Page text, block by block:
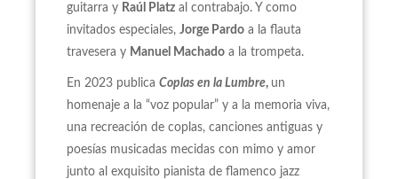
guitarra y Raúl Platz al contrabajo. Y como
invitados especiales, Jorge Pardo a la flauta
travesera y Manuel Machado a la trompeta.
En 2023 publica Coplas en la Lumbre, un
homenaje a la “voz popular” y a la memoria viva,
una recreación de coplas, canciones antiguas y
poesías musicadas mecidas con mimo y amor
junto al exquisito pianista de flamenco jazz